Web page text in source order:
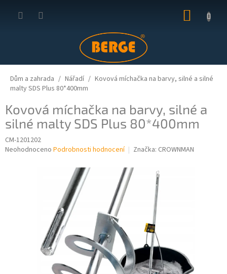
KOŠÍK
Dům a zahrada Nářadí
Kovová míchačka na barvy, silné a silné
malty SDS Plus 80*400mm
Kovová míchačka na barvy, silné a
silné malty SDS Plus 80*400mm
CM-1201202
Průměrné
Neohodnoceno Podrobnosti hodnocení Značka: CROWNMAN